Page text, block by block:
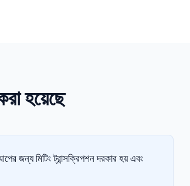
হয়েছে
মিটিং ট্রান্সক্রিপশন দরকার হয় এবং